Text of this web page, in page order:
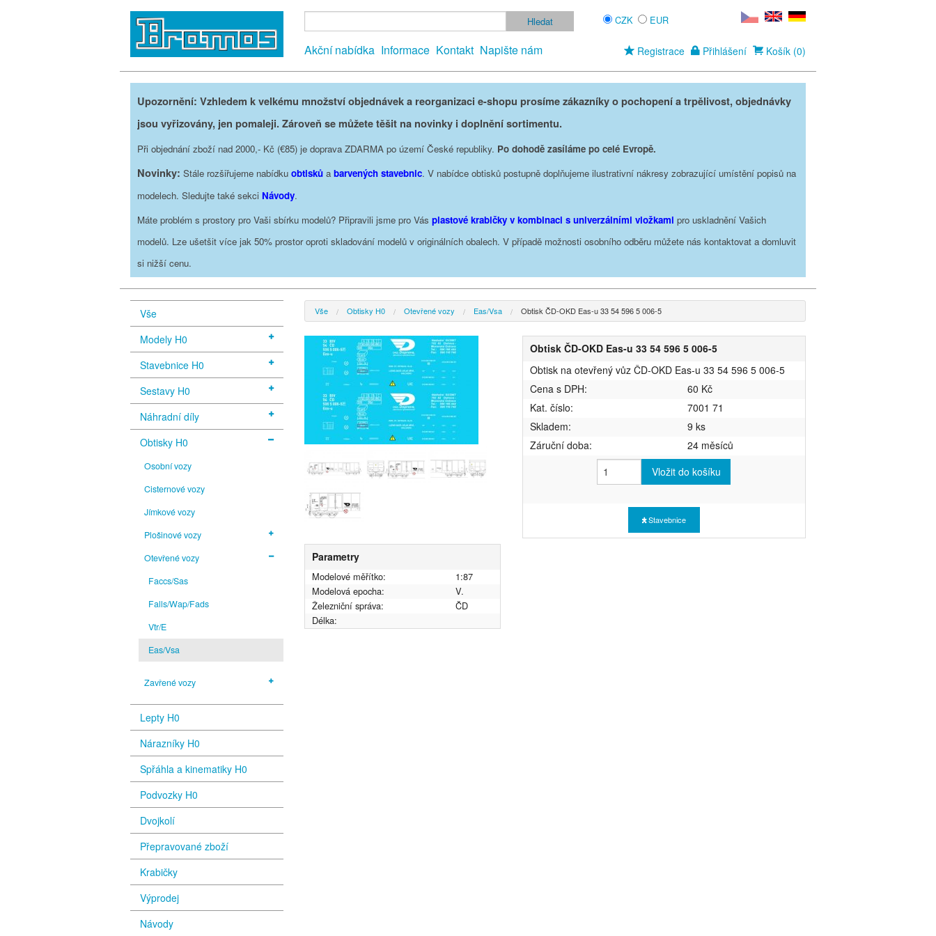
Akční nabídka Informace Kontakt Napište nám
CZK EUR
Registrace Přihlášení Košík (0)
Upozornění: Vzhledem k velkému množství objednávek a reorganizaci e-shopu prosíme zákazníky o pochopení a trpělivost, objednávky
jsou vyřizovány, jen pomaleji. Zároveň se můžete těšit na novinky i doplnění sortimentu.
Při objednání zboží nad 2000,- Kč (€85) je doprava ZDARMA po území České republiky. Po dohodě zasíláme po celé Evropě.
Novinky: Stále rozšiřujeme nabídku obtisků a barvených stavebnic. V nabídce obtisků postupně doplňujeme ilustrativní nákresy zobrazující umístění popisů na
modelech. Sledujte také sekci Návody.
Máte problém s prostory pro Vaši sbírku modelů? Připravili jsme pro Vás plastové krabičky v kombinaci s univerzálními vložkami pro uskladnění Vašich
modelů. Lze ušetšit více jak 50% prostor oproti skladování modelů v originálních obalech. V případě možnosti osobního odběru můžete nás kontaktovat a domluvit
si nižší cenu.
Vše
Modely H0
Stavebnice H0
Sestavy H0
Náhradní díly
Obtisky H0
Osobní vozy
Cisternové vozy
Jímkové vozy
Plošinové vozy
Otevřené vozy
Faccs/Sas
Falls/Wap/Fads
Vtr/E
Eas/Vsa
Zavřené vozy
Lepty H0
Nárazníky H0
Spřáhla a kinematiky H0
Podvozky H0
Dvojkolí
Přepravované zboží
Krabičky
Výprodej
Návody
Vše Obtisky H0 Otevřené vozy Eas/Vsa Obtisk ČD-OKD Eas-u 33 54 596 5 006-5
Parametry
Modelové měřítko:
1:87
Modelová epocha:
V.
Železniční správa:
ČD
Délka:
Obtisk ČD-OKD Eas-u 33 54 596 5 006-5
Obtisk na otevřený vůz ČD-OKD Eas-u 33 54 596 5 006-5
Cena s DPH:
60 Kč
Kat. číslo:
7001 71
Skladem:
9 ks
Záruční doba:
24 měsíců
Vložit do košíku
Stavebnice